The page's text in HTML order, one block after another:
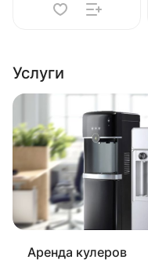
Услуги
Аренда кулеров